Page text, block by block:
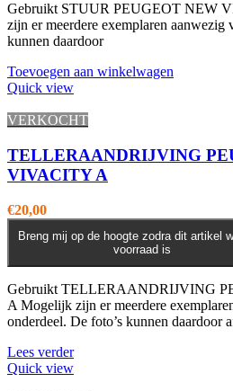
Gebruikt STUUR PEUGEOT NEW
zijn er meerdere exemplaren aanwezig
kunnen daardoor
Toevoegen aan winkelwagen
Quick view
VERKOCHT
TELLERAANDRIJVING
VIVACITY A
€20,00
Breng mij op de hoogte zodra dit artikel
voorraad is
Gebruikt TELLERAANDRIJVING
A Mogelijk zijn er meerdere
onderdeel. De foto’s kunnen daardoor
Lees verder
Quick view